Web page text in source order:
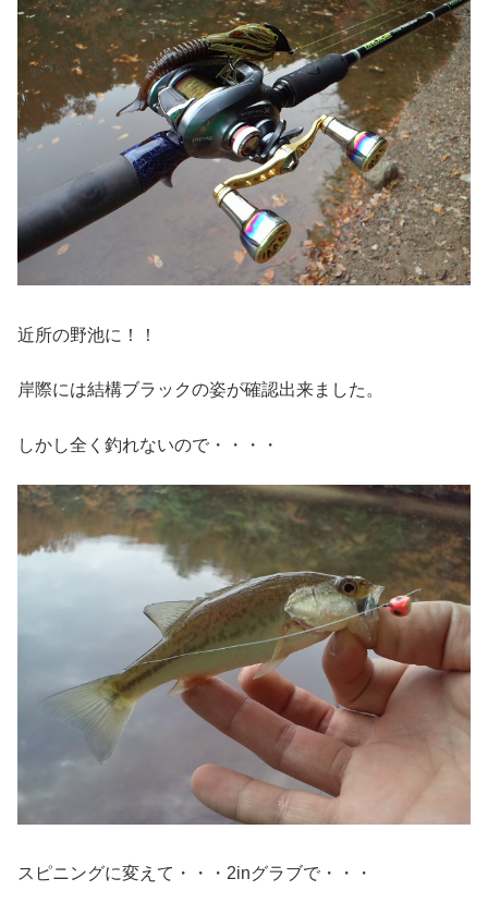
近所の野池に！！
岸際には結構ブラックの姿が確認出来ました。
しかし全く釣れないので・・・・
スピニングに変えて・・・2inグラブで・・・